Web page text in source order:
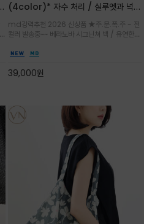
(4color)* 자수 처리 / 실루엣과 넉넉
셜 숄더백
md강력추천 2026 신상품 ★주.문.폭.주 - 전
컬러 발송중~~ 베라노바 시그닌쳐 백 / 유연한
설계로 어깨의 피로도를 낮춰 편안한 착용/가볍
리 숄더백
39,000원